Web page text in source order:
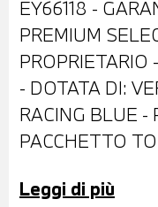
EY66118 -
PREMIUM
- DOTATA DI:
RACING BLUE -
PACCHETTO
CERCHI A
Leggi di più